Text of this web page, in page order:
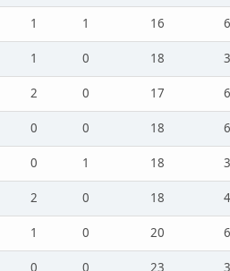
1 1 16
1 0 18
2 0 17
0 0 18
0 1 18
2 0 18
1 0 20
0 0 23